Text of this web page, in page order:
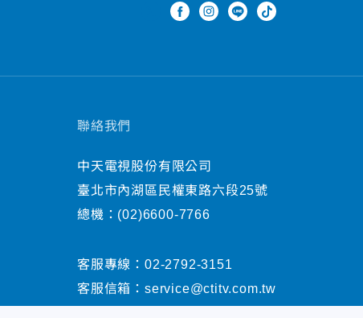
聯絡我們
中天電視股份有限公司
臺北市內湖區民權東路六段25號
總機： (02)6600-7766
客服專線： 02-2792-3151
客服信箱： service@ctitv.com.tw